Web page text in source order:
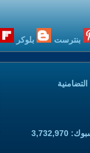
بنترست بلوكر